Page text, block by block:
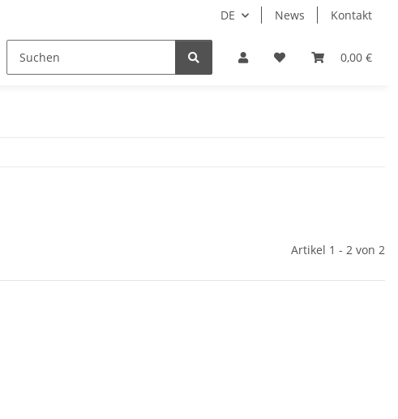
DE News Kontakt
0,00 €
Rollenspiele Tabletop Zubehör Hersteller
Artikel 1 - 2 von 2